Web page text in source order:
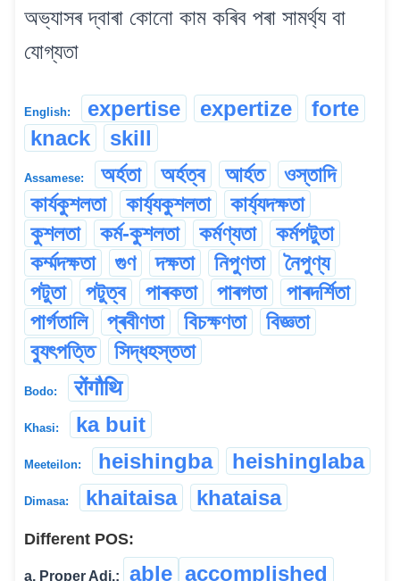
অভ্যাসৰ দ্বাৰা কোনো কাম কৰিব পৰা সামৰ্থ্য বা
যোগ্যতা
English: expertise expertize
forte
knack
skill
Assamese: অৰ্হতা অৰ্হত্ব আৰ্হত
ওস্তাদি
কাৰ্যকুশলতা
কাৰ্য্যকুশলতা
কাৰ্য্যদক্ষতা
কুশলতা
কৰ্ম-কুশলতা কৰ্মণ্যতা
কৰ্মপটুতা
কৰ্ম্মদক্ষতা
গুণ দক্ষতা নিপুণতা
নৈপুণ্য
পটুতা
পটুত্ব পাৰকতা পাৰগতা
পাৰদৰ্শিতা
পাৰ্গতালি
প্ৰবীণতা বিচক্ষণতা
বিজ্ঞতা
ব্যুৎপত্তি
সিদ্ধহস্ততা
Bodo: रोंगौथि
Khasi: ka buit
Meeteilon: heishingba heishinglaba
Dimasa: khaitaisa khataisa
Different POS:
a. Proper Adj.: able accomplished